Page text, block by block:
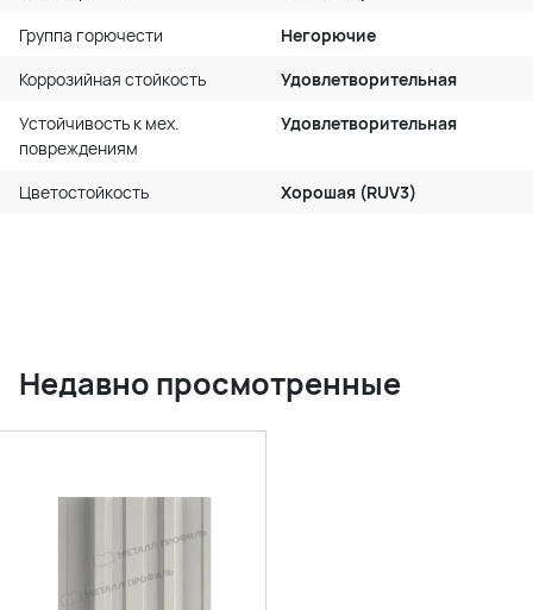
Группа горючести
Негорючие
Коррозийная стойкость
Удовлетворительная
Устойчивость к мех.
повреждениям
Удовлетворительная
Цветостойкость Хорошая (RUV3)
Недавно просмотренные